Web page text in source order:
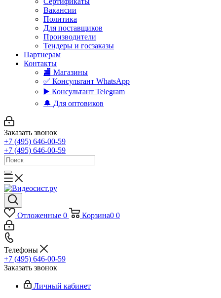
Вакансии
Политика
Для поставщиков
Производители
Тендеры и госзаказы
Партнерам
Контакты
🏬 Магазины
✅️ Консультант WhatsApp
▶️ Консультант Telegram
🔔 Для оптовиков
Заказать звонок
+7 (495) 646-00-59
+7 (495) 646-00-59
Отложенные 0 Корзина0 0
Телефоны
+7 (495) 646-00-59
Заказать звонок
Личный кабинет